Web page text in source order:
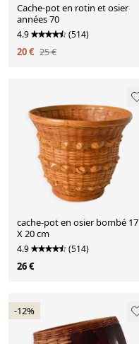
Cache-pot en rotin et osier
années 70
4.9 (514)
20 € 25 €
cache-pot en osier bombé 17
X 20 cm
4.9 (514)
26 €
-12%